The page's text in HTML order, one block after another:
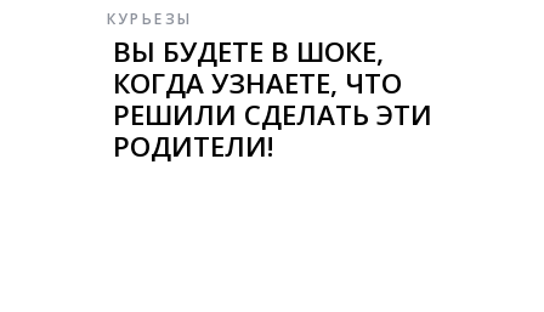
КУРЬЕЗЫ
ВЫ БУДЕТЕ В ШОКЕ,
КОГДА УЗНАЕТЕ, ЧТО
РЕШИЛИ СДЕЛАТЬ ЭТИ
РОДИТЕЛИ!